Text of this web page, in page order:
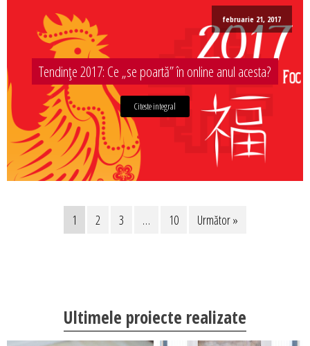
februarie 21, 2017
Tendințe 2017: Ce „se poartă” în online anul acesta?
Citeste integral
1 2 3 … 10 Următor »
Ultimele proiecte realizate